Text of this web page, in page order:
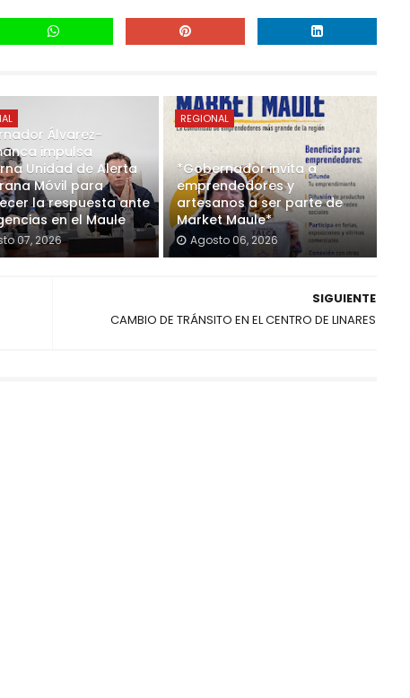
Álvarez-
impulsa
Unidad de Alerta
Móvil para
la respuesta ante
en el Maule
07, 2026
REGIONAL
*Gobernador invita a
emprendedores y
artesanos a ser parte de
Market Maule*
Agosto 06, 2026
SIGUIENTE
CAMBIO DE TRÁNSITO EN EL CENTRO DE LINARES